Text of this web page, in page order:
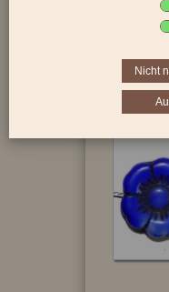
gedrückte
Nicht